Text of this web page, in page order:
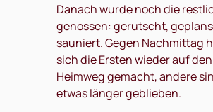
Danach wurde noch die
genossen: gerutscht,
sauniert. Gegen Nachmittag
sich die Ersten wieder auf den
Heimweg gemacht, andere
etwas länger geblieben.